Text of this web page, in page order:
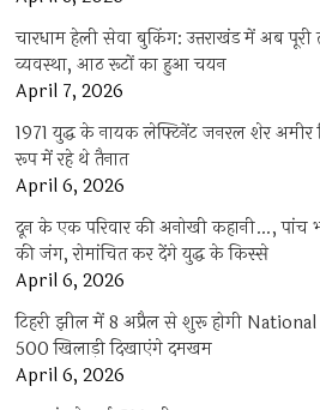
चारधाम हेली सेवा बुकिंग: उत्तराखंड में अब
व्यवस्था, आठ रूटों का हुआ चयन
April 7, 2026
1971 युद्ध के नायक लेफ्टिनेंट जनरल शेर अमीर
रूप में रहे थे तैनात
April 6, 2026
दून के एक परिवार की अनोखी कहानी…, पांच
की जंग, रोमांचित कर देंगे युद्ध के किस्से
April 6, 2026
टिहरी झील में 8 अप्रैल से शुरू होगी National
500 खिलाड़ी दिखाएंगे दमखम
April 6, 2026